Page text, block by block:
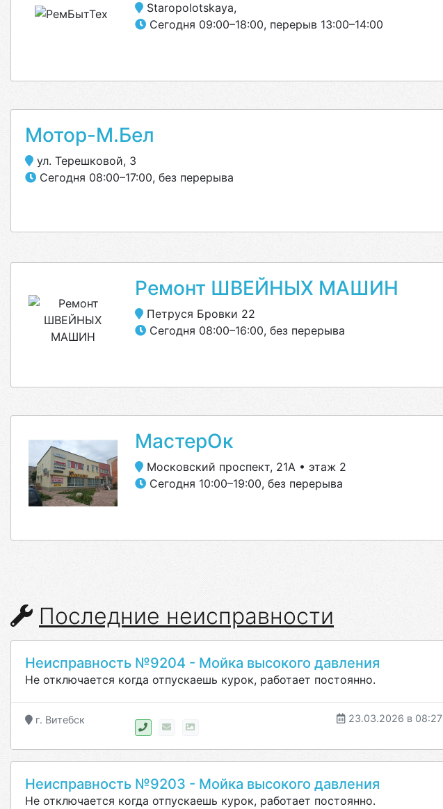
Staropolotskaya,
Сегодня 09:00–18:00, перерыв 13:00–14:00
Мотор-М.Бел
ул. Терешковой, 3
Сегодня 08:00–17:00, без перерыва
Ремонт ШВЕЙНЫХ МАШИН
Петруся Бровки 22
Сегодня 08:00–16:00, без перерыва
МастерОк
Московский проспект, 21А • этаж 2
Сегодня 10:00–19:00, без перерыва
Последние неисправности
Неисправность №9204 - Мойка высокого давления
Не отключается когда отпускаешь курок, работает постоянно.
г. Витебск 23.03.2026 в 08:27
Неисправность №9203 - Мойка высокого давления
Не отключается когда отпускаешь курок, работает постоянно.